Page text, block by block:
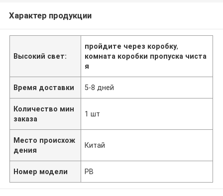
Характер продукции
Высокий свет:
пройдите через коробку,
комната коробки пропуска чиста
я
Время доставки 5-8 дней
Количество мин
заказа
1 шт
Место происхож
дения
Китай
Номер модели PB